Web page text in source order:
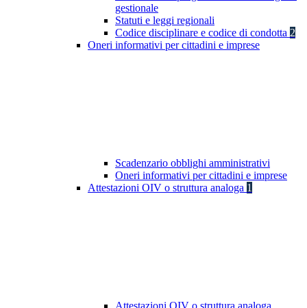
gestionale
Statuti e leggi regionali
Codice disciplinare e codice di condotta 2
Oneri informativi per cittadini e imprese
Scadenzario obblighi amministrativi
Oneri informativi per cittadini e imprese
Attestazioni OIV o struttura analoga 1